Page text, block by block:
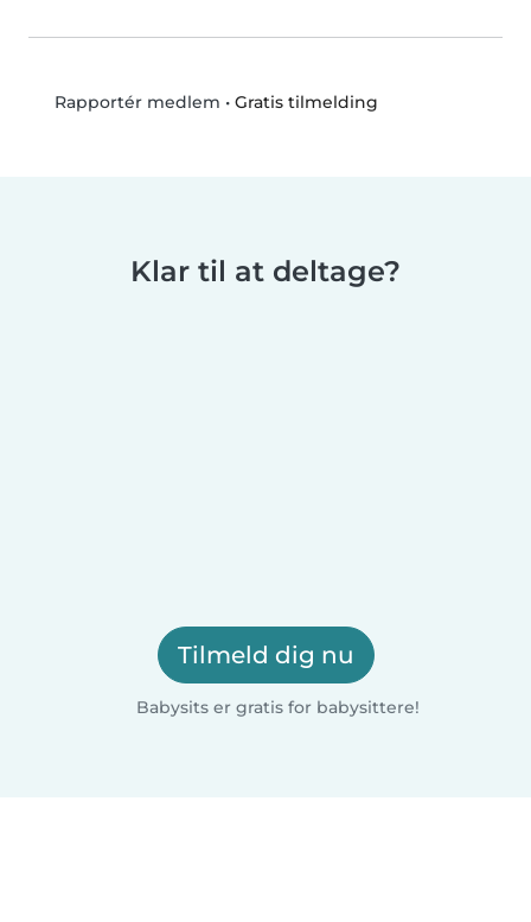
Rapportér medlem • Gratis tilmelding
Klar til at deltage?
Tilmeld dig nu
Babysits er gratis for babysittere!